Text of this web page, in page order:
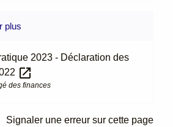
plus
2023 - Déclaration des
open_in_new
des finances
Signaler une erreur sur cette page